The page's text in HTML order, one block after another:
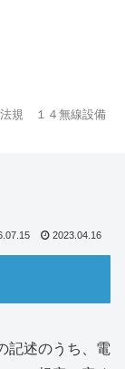
法規 １４無線設備
2023.04.16
記述のうち、電